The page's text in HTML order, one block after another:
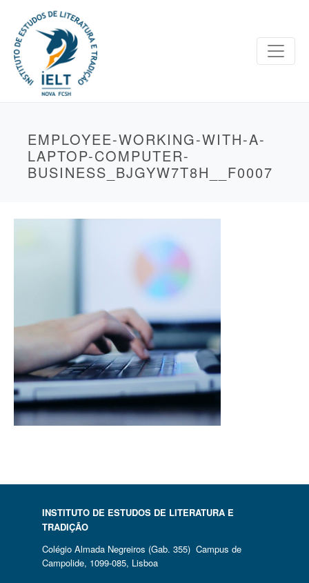
EMPLOYEE-WORKING-WITH-A-
LAPTOP-COMPUTER-
BUSINESS_BJGYW7T8H__F0007
INSTITUTO DE ESTUDOS DE LITERATURA E
TRADIÇÃO
Colégio Almada Negreiros (Gab. 355) Campus de
Campolide, 1099-085, Lisboa